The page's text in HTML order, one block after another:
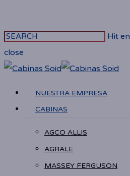
main
content
Hit
close
Close
Menu
NUESTRA EMPRESA
CABINAS
AGCO ALLIS
AGRALE
MASSEY FERGUSON